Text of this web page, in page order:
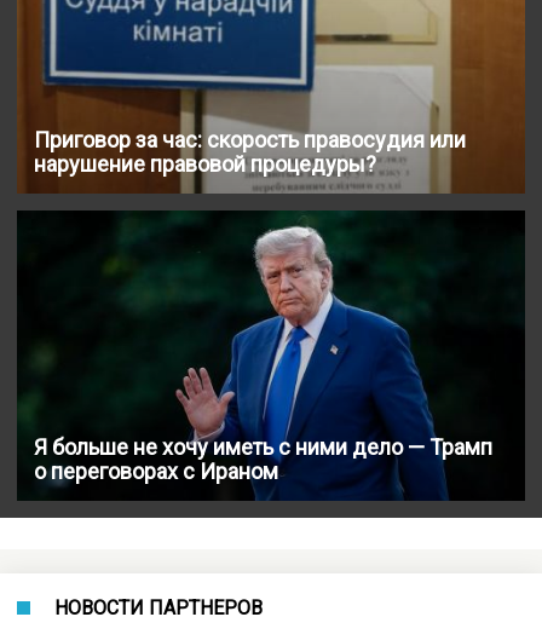
Приговор за час: скорость правосудия или
нарушение правовой процедуры?
Я больше не хочу иметь с ними дело — Трамп
о переговорах с Ираном
НОВОСТИ ПАРТНЕРОВ